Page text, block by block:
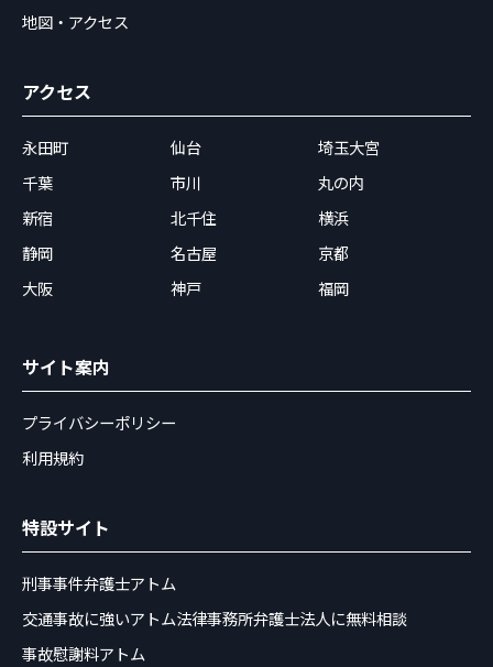
地図・アクセス
アクセス
永田町 仙台
埼玉大宮
千葉
市川
丸の内
新宿
北千住
横浜
静岡
名古屋
京都
大阪
神戸 福岡
サイト案内
プライバシーポリシー
利用規約
特設サイト
刑事事件弁護士アトム
交通事故に強いアトム法律事務所弁護士法人に無料相談
事故慰謝料アトム